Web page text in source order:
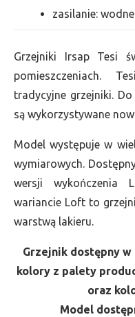
zasilanie: wodne
Grzejniki Irsap Tesi
pomieszczeniach.
tradycyjne grzejniki.
są wykorzystywane
Model występuje w
wymiarowych.
wersji wykończenia
wariancie Loft to
warstwą lakieru.
Grzejnik dostępny w
kolory z palety
oraz
Model